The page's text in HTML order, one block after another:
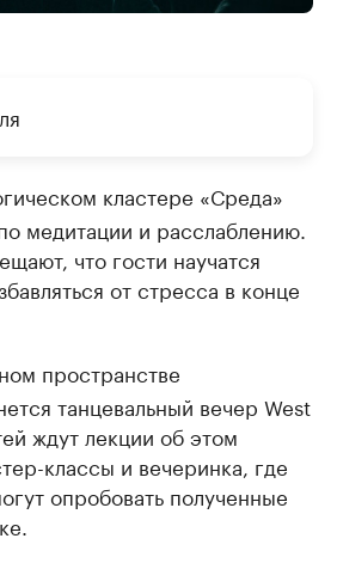
кластере «Среда»
медитации и расслаблению.
что гости научатся
от стресса в конце
пространстве
танцевальный вечер West
ждут лекции об этом
классы и вечеринка, где
опробовать полученные